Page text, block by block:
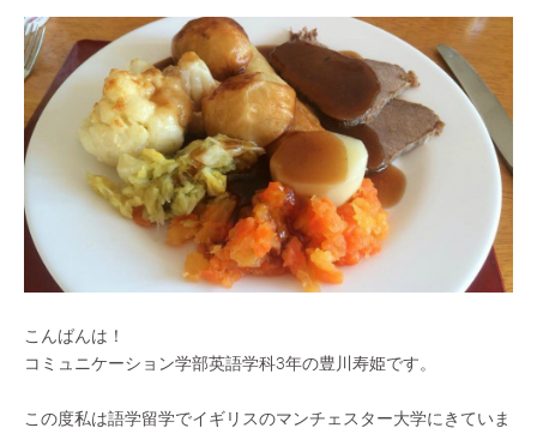
こんばんは！
コミュニケーション学部英語学科3年の豊川寿姫です。
この度私は語学留学でイギリスのマンチェスター大学にきていま